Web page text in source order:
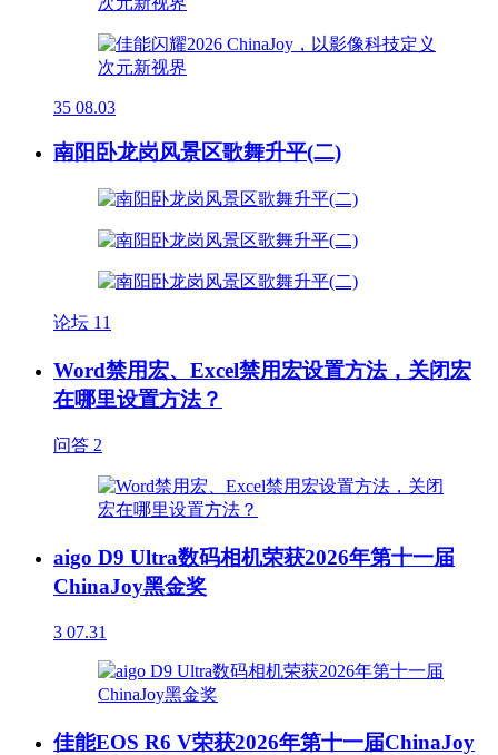
35 08.03
南阳卧龙岗风景区歌舞升平(二)
论坛 11
Word禁用宏、Excel禁用宏设置方法，关闭宏
在哪里设置方法？
问答 2
aigo D9 Ultra数码相机荣获2026年第十一届
ChinaJoy黑金奖
3 07.31
佳能EOS R6 V荣获2026年第十一届ChinaJoy